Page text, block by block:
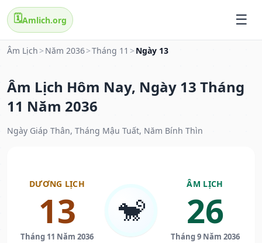
🗓️Amlich.org
Âm Lịch > Năm 2036>Tháng 11 > Ngày 13
Âm Lịch Hôm Nay, Ngày 13 Tháng
11 Năm 2036
Ngày Giáp Thân, Tháng Mậu Tuất, Năm Bính Thìn
DƯƠNG LỊCH
13
Tháng 11 Năm 2036
🐒
ÂM LỊCH
26
Tháng 9 Năm 2036